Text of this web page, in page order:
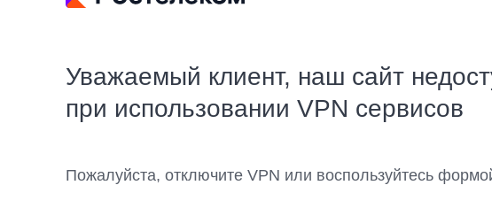
Уважаемый клиент, наш сайт
при использовании VPN сервисов
Пожалуйста, отключите VPN или воспользуйтесь